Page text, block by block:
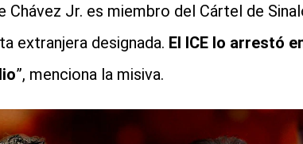
Chávez Jr. es miembro del Cártel de
extranjera designada. El ICE lo arrestó
”, menciona la misiva.